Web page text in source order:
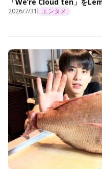
2026/7/31 エンタメ